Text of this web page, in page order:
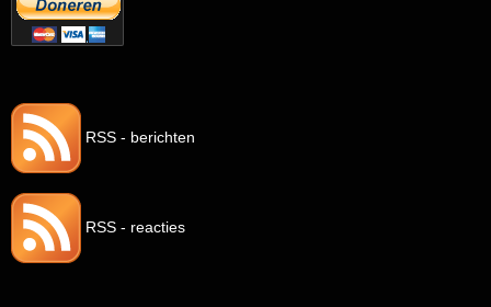
RSS - berichten
RSS - reacties